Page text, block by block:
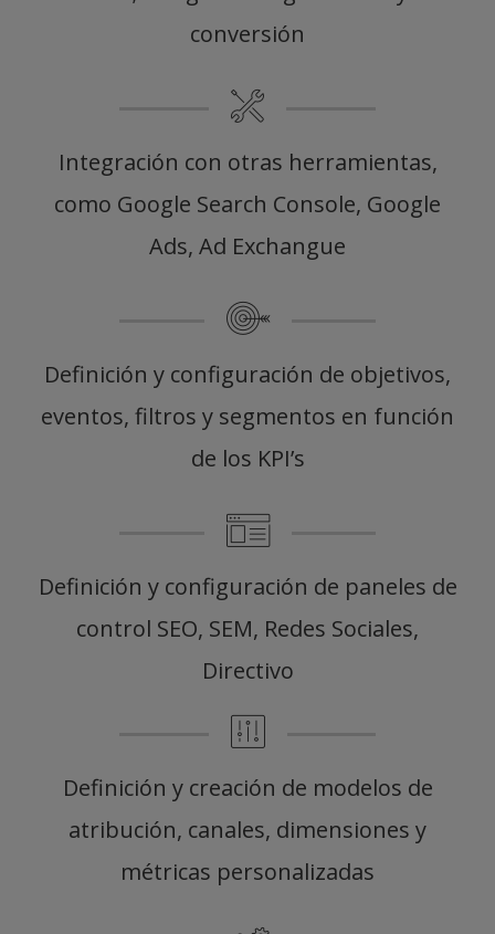
conversión
Integración con otras herramientas,
como Google Search Console, Google
Ads, Ad Exchangue
Definición y configuración de objetivos,
eventos, filtros y segmentos en función
de los KPI’s
Definición y configuración de paneles de
control SEO, SEM, Redes Sociales,
Directivo
Definición y creación de modelos de
atribución, canales, dimensiones y
métricas personalizadas